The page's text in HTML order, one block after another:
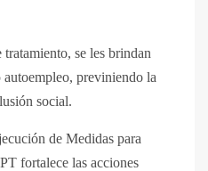
se les brindan
autoempleo, previniendo la
social.
de Medidas para
fortalece las acciones